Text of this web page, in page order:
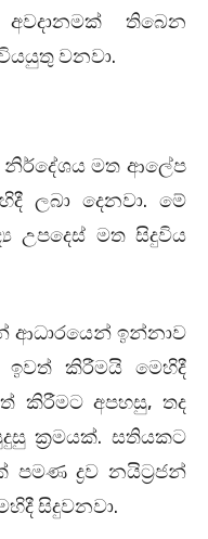
තිබෙන
වනවා.
මත ආලේප
ලබා දෙනවා. මේ
උපදෙස් මත සිදුවිය
ආධාරයෙන් ඉන්නාව
ඉවත් කිරීමයි මෙහිදී
කිරීමට අපහසු, තද
ක්‍රමයක්. සතියකට
ද්‍රව නයිට්‍රජන්
සිදුවනවා.